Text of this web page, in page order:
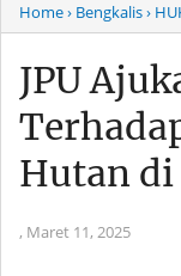
Home› Bengkalis›
JPU
Hutan di
, Maret 11, 2025